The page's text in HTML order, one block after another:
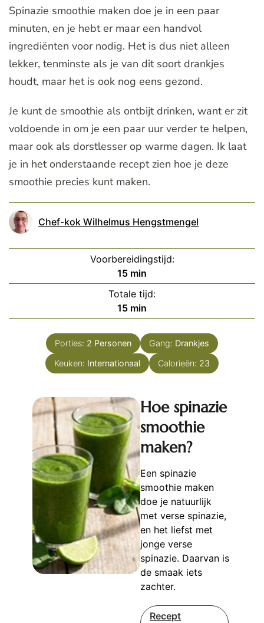
Spinazie smoothie maken doe je in een paar
minuten, en je hebt er maar een handvol
ingrediënten voor nodig. Het is dus niet alleen
lekker, tenminste als je van dit soort drankjes
houdt, maar het is ook nog eens gezond.
Je kunt de smoothie als ontbijt drinken, want er zit
voldoende in om je een paar uur verder te helpen,
maar ook als dorstlesser op warme dagen. Ik laat
je in het onderstaande recept zien hoe je deze
smoothie precies kunt maken.
Chef-kok Wilhelmus Hengstmengel
Voorbereidingstijd:
15minuten
min
Totale tijd:
15minuten
min
Porties: 2 Personen Gang: Drankjes
Keuken: Internationaal Calorieën: 23
Hoe spinazie
smoothie
maken?
Een spinazie
smoothie maken
doe je natuurlijk
met verse spinazie,
en het liefst met
jonge verse
spinazie. Daarvan is
de smaak iets
zachter.
Recept